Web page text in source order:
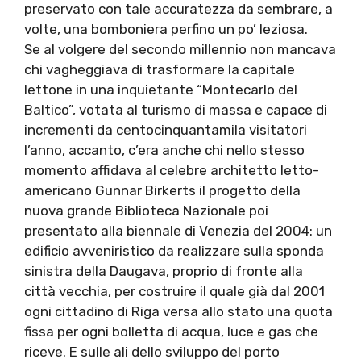
preservato con tale accuratezza da sembrare, a
volte, una bomboniera perfino un po’ leziosa.
Se al volgere del secondo millennio non mancava
chi vagheggiava di trasformare la capitale
lettone in una inquietante “Montecarlo del
Baltico”, votata al turismo di massa e capace di
incrementi da centocinquantamila visitatori
l’anno, accanto, c’era anche chi nello stesso
momento affidava al celebre architetto letto-
americano Gunnar Birkerts il progetto della
nuova grande Biblioteca Nazionale poi
presentato alla biennale di Venezia del 2004: un
edificio avveniristico da realizzare sulla sponda
sinistra della Daugava, proprio di fronte alla
città vecchia, per costruire il quale già dal 2001
ogni cittadino di Riga versa allo stato una quota
fissa per ogni bolletta di acqua, luce e gas che
riceve. E sulle ali dello sviluppo del porto